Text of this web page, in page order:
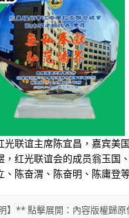
光联谊主席陈宜昌，嘉宾美
，红光联谊会的成员翁玉国
陈奋渭、陈奋明、陈庸登
】** 點擊展開：內容版權歸